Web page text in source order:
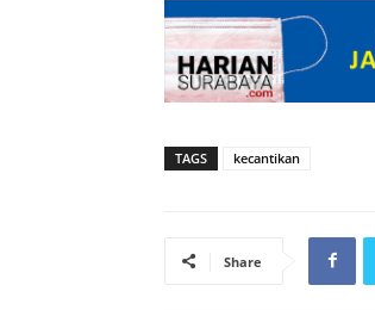
TAGS kecantikan
Share